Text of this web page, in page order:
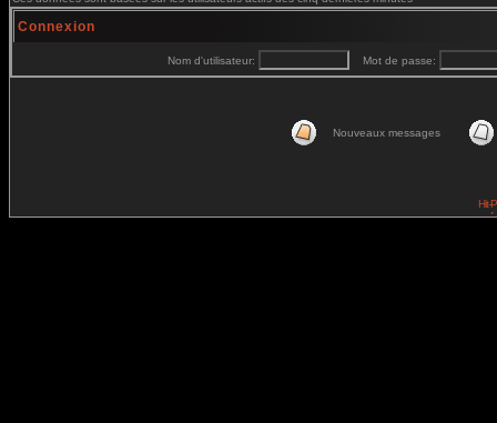
Connexion
Nom d'utilisateur: Mot de passe:
Nouveaux messages